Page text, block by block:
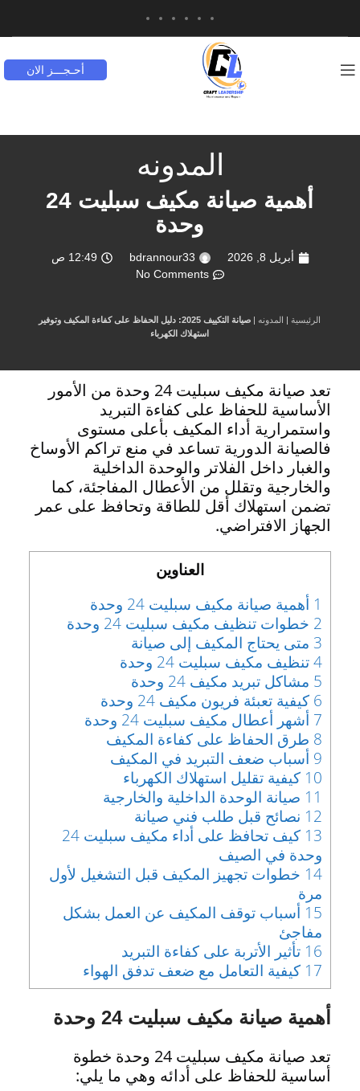
أحـجـــز الان
المدونه
أهمية صيانة مكيف سبليت 24
وحدة
أبريل 8, 2026 bdrannour33
12:49 ص
No Comments
الرئيسية| المدونه|
صيانة التكييف 2025: دليل الحفاظ على كفاءة المكيف وتوفير
استهلاك الكهرباء
تعد صيانة مكيف سبليت 24 وحدة من الأمور
الأساسية للحفاظ على كفاءة التبريد
واستمرارية أداء المكيف بأعلى مستوى
فالصيانة الدورية تساعد في منع تراكم الأوساخ
والغبار داخل الفلاتر والوحدة الداخلية
والخارجية وتقلل من الأعطال المفاجئة، كما
تضمن استهلاك أقل للطاقة وتحافظ على عمر
الجهاز الافتراضي.
العناوين
1 أهمية صيانة مكيف سبليت 24 وحدة
2 خطوات تنظيف مكيف سبليت 24 وحدة
3 متى يحتاج المكيف إلى صيانة
4تنظيف مكيف سبليت 24 وحدة
5 مشاكل تبريد مكيف 24 وحدة
6 كيفية تعبئة فريون مكيف 24 وحدة
7 أشهر أعطال مكيف سبليت 24 وحدة
8 طرق الحفاظ على كفاءة المكيف
9 أسباب ضعف التبريد في المكيف
10 كيفية تقليل استهلاك الكهرباء
11 صيانة الوحدة الداخلية والخارجية
12 نصائح قبل طلب فني صيانة
13
كيف تحافظ على أداء مكيف سبليت 24
وحدة في الصيف
14 خطوات تجهيز المكيف قبل التشغيل لأول
مرة
15 أسباب توقف المكيف عن العمل بشكل
مفاجئ
16 تأثير الأتربة على كفاءة التبريد
17 كيفية التعامل مع ضعف تدفق الهواء
أهمية صيانة مكيف سبليت 24 وحدة
تعد صيانة مكيف سبليت 24 وحدة خطوة
أساسية للحفاظ على أدائه وهي ما يلي: